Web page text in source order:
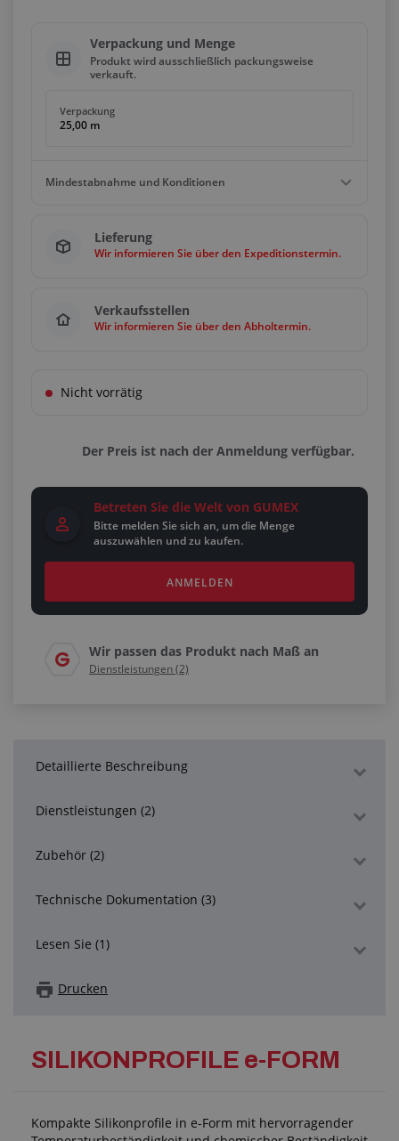
Verpackung und Menge
Produkt wird ausschließlich packungsweise
verkauft.
Verpackung
25,00 m
Mindestabnahme und Konditionen
25,00 m
Vielfache25,00 m
Lieferung
Wir informieren Sie über den Expeditionstermin.
Verkaufsstellen
Wir informieren Sie über den Abholtermin.
Nicht vorrätig
Der Preis ist nach der Anmeldung verfügbar.
Betreten Sie die Welt von GUMEX
Bitte melden Sie sich an, um die Menge
auszuwählen und zu kaufen.
ANMELDEN
Wir passen das Produkt nach Maß an
Dienstleistungen (2)
Detaillierte Beschreibung
Dienstleistungen (2)
Zubehör (2)
Technische Dokumentation (3)
Lesen Sie (1)
Drucken
SILIKONPROFILE e-FORM
Kompakte Silikonprofile in e-Form mit hervorragender